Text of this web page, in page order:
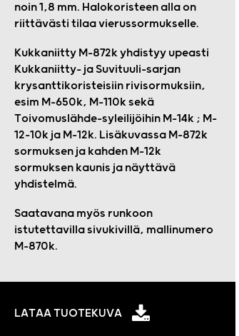
noin 1,8 mm. Halokoristeen alla on
riittävästi tilaa vierussormukselle.
Kukkaniitty M-872k yhdistyy upeasti
Kukkaniitty- ja Suvituuli-sarjan
krysanttikoristeisiin rivisormuksiin,
esim M-650k, M-110k sekä
Toivomuslähde-syleilijöihin M-14k ; M-
12-10k ja M-12k. Lisäkuvassa M-872k
sormuksen ja kahden M-12k
sormuksen kaunis ja näyttävä
yhdistelmä.
Saatavana myös runkoon
istutettavilla sivukivillä, mallinumero
M-870k.
LATAA TUOTEKUVA